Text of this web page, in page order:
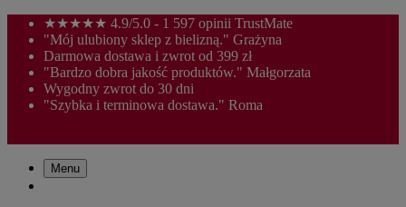
★★★★★ 4.9/5.0 - 1 597 opinii TrustMate
"Mój ulubiony sklep z bielizną." Grażyna
Darmowa dostawa i zwrot od 399 zł
"Bardzo dobra jakość produktów." Małgorzata
Wygodny zwrot do 30 dni
"Szybka i terminowa dostawa." Roma
Menu